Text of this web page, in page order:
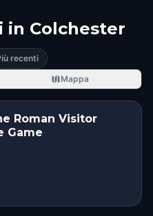
in Colchester
recenti
Mappa
Roman Visitor
Game